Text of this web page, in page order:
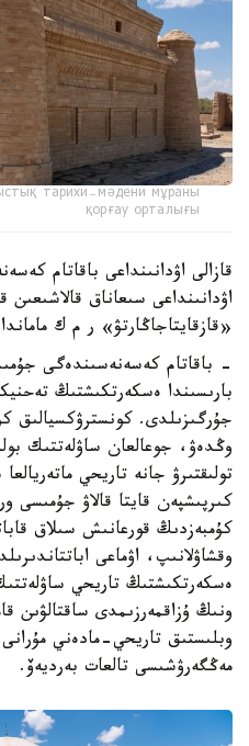
тарихи-мәдени мұраны
қорғау орталығы
قازالى اۋدانىنداعى باقاتام
اۋدانىنداعى سىعاناق قالاشىعىن
«قازقايتاجاڭارتۋ» ر م ك
- باقاتام كەسەنەسىندەگى
بارىسىندا ەسكەرتكىشتىڭ
جۇرگىزىلدى. كونسترۋكسيالىق
وڭدەۋ، جوعالعان ساۋلەتتىك
تولىقتىرۋ جانە تاريحي
كىرپىشپەن قايتا قالاۋ جۇمىسى
كۇمبەزدىڭ قورعانىش سىلاق
وقشاۋلانىپ، اۋماعى
ەسكەرتكىشتىڭ تاريحي
ونىڭ ۇزاقمەرزىمدى ساقتالۋىن
وبلىستىق تاريحي-مادەني مۇرانى
مەڭگەرۋشىسى تالعات بەرديەۆ.